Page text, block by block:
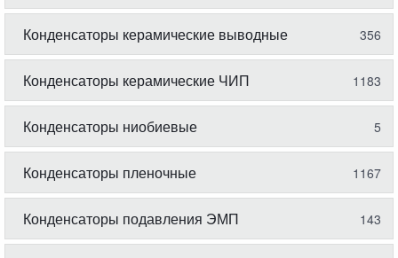
Конденсаторы керамические выводные 356
Конденсаторы керамические ЧИП 1183
Конденсаторы ниобиевые 5
Конденсаторы пленочные 1167
Конденсаторы подавления ЭМП 143